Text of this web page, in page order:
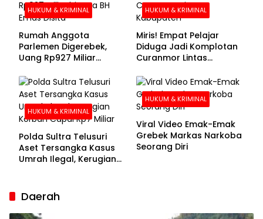
HUKUM & KRIMINAL
Rumah Anggota
Parlemen Digerebek,
Uang Rp927 Miliar
HUKUM & KRIMINAL
Miris! Empat Pelajar
Diduga Jadi Komplotan
Curanmor Lintas
HUKUM & KRIMINAL
Polda Sultra Telusuri
Aset Tersangka Kasus
Umrah Ilegal, Kerugian
HUKUM & KRIMINAL
Viral Video Emak-Emak
Grebek Markas Narkoba
Seorang Diri
Daerah